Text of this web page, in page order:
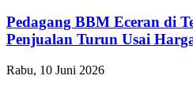
Pedagang BBM Eceran di
Penjualan Turun Usai
Rabu, 10 Juni 2026